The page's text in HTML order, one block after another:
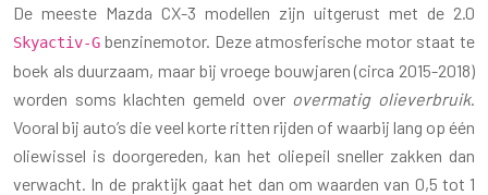
De meeste Mazda CX-3 modellen zijn uitgerust met de 2.0
Skyactiv-G benzinemotor. Deze atmosferische motor staat te
boek als duurzaam, maar bij vroege bouwjaren (circa 2015-2018)
worden soms klachten gemeld over overmatig olieverbruik.
Vooral bij auto’s die veel korte ritten rijden of waarbij lang op één
oliewissel is doorgereden, kan het oliepeil sneller zakken dan
verwacht. In de praktijk gaat het dan om waarden van 0,5 tot 1